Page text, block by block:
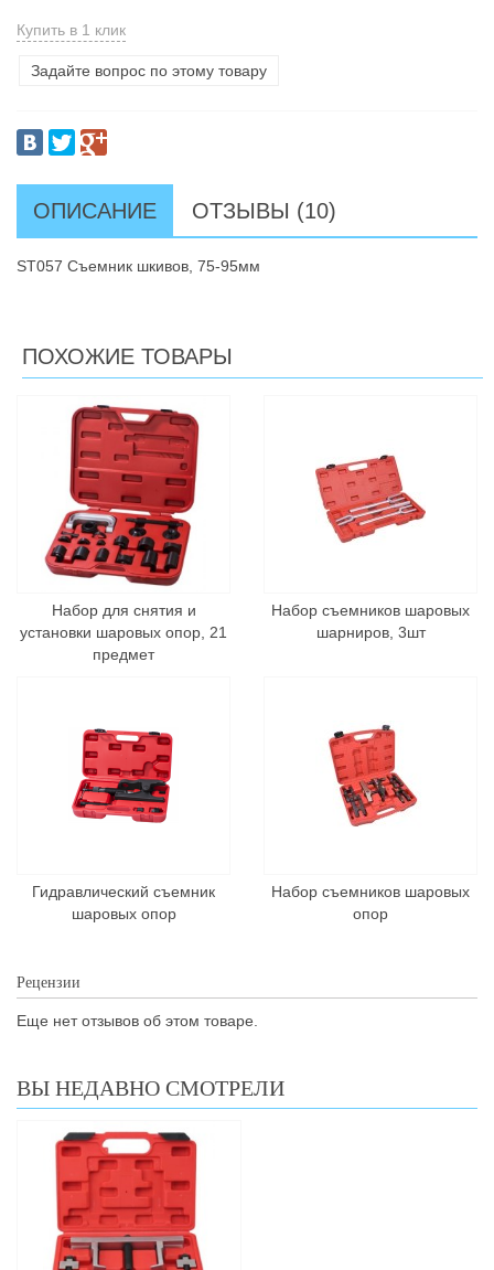
Купить в 1 клик
Задайте вопрос по этому товару
ОПИСАНИЕ ОТЗЫВЫ (10)
ST057 Съемник шкивов, 75-95мм
ПОХОЖИЕ ТОВАРЫ
Набор для снятия и
установки шаровых опор, 21
предмет
Набор съемников шаровых
шарниров, 3шт
Гидравлический съемник
шаровых опор
Набор съемников шаровых
опор
Рецензии
Еще нет отзывов об этом товаре.
ВЫ НЕДАВНО СМОТРЕЛИ